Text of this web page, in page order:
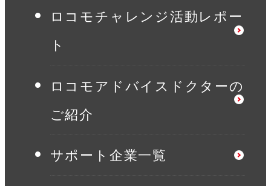
ロコモチャレンジ活動レポー
ト
ロコモアドバイスドクターの
ご紹介
サポート企業一覧